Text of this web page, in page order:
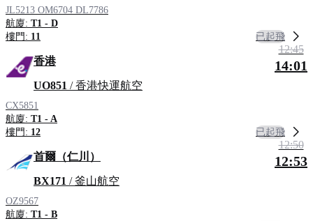
JL5213 OM6704 DL7786
航廈: T1 - D
樓門: 11 已起飛
香港
UO851 / 香港快運航空
CX5851
航廈: T1 - A
樓門: 12
12:45
14:01
已起飛
首爾（仁川）
BX171 / 釜山航空
OZ9567
航廈: T1 - B
12:50
12:53